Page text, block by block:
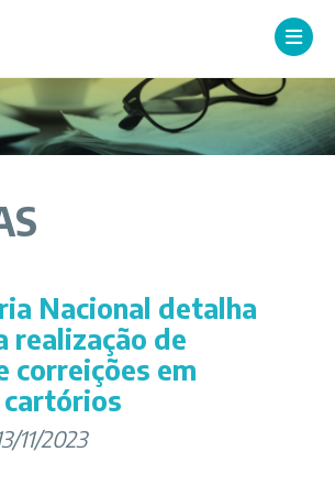
Nacional detalha
realização de
correições em
11/2023